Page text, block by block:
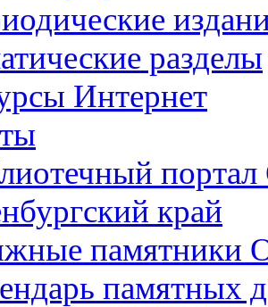
разделы
Интернет
портал
край
памятники
памятных